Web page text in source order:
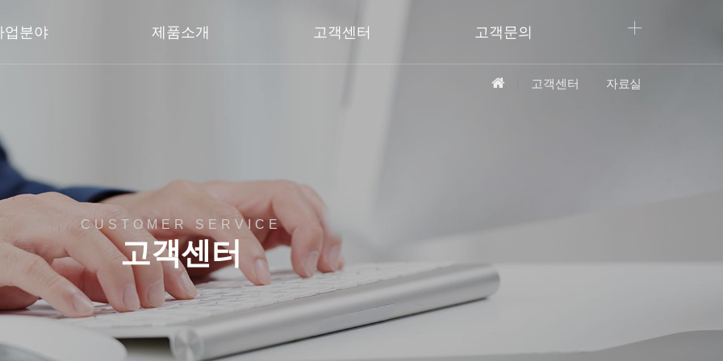
업분야 제품소개 고객센터 고객문의
CUSTOMER SERVICE
고객센터
고객센터 자료실